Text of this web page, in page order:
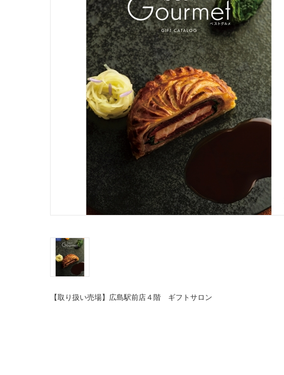
【取り扱い売場】広島駅前店４階 ギフトサロン